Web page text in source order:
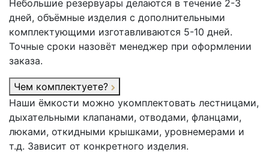
Небольшие резервуары делаются в течение 2-3
дней, объёмные изделия с дополнительными
комплектующими изготавливаются 5-10 дней.
Точные сроки назовёт менеджер при оформлении
заказа.
Чем комплектуете?
Наши ёмкости можно укомплектовать лестницами,
дыхательными клапанами, отводами, фланцами,
люками, откидными крышками, уровнемерами и
т.д. Зависит от конкретного изделия.